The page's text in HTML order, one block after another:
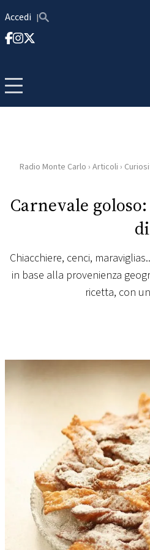
Accedi
HOME
RADIO
RADIO
FOTO
PRINCIPATO
Radio Monte Carlo › Articoli ›
Carnevale
Chiacchiere, cenci,
in base alla provenienza
ricetta, con